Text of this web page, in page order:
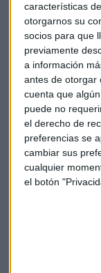
características
otorgarnos su
socios para que
previamente
a información
antes de otorgar
cuenta que
puede no
el derecho de
preferencias se
cambiar sus
cualquier
el botón
"Nuestra
tanto
la
la
también
El proyecto más
transformación
Valencia."Es una